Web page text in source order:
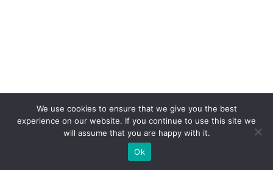
We use cookies to ensure that we give you the best
experience on our website. If you continue to use this site we
will assume that you are happy with it.
Ok